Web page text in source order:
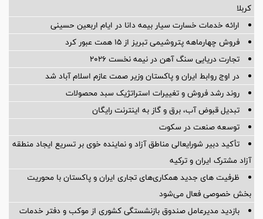
کربلا
ارائه خدمات خسارت سیار بیمه دانا در ایام اربعین حسینی
فروش چهارماهه پتروشیمی تبریز از ۱۵ همت عبور کرد
تجارت دریایی سنگ آهن در نیمه نخست ۲۰۲۶
در اوج روابط ایران و پاکستان وزیر صمت عازم اسلام آباد شد
روند رشد فروش و تغییرات استراتژیک سبد محصولات
تبدیل قبوض آب، برق و گاز به اینترنت رایگان
توسعه صنعت در سکوت
تأکید دبیر شورایعالی مناطق آزاد و نماینده خوی بر تسریع ایجاد منطقه
آزاد مشترک ایران و ترکیه
ظرفیت های جدید همکاری‌های تجاری ایران و پاکستان با محوریت
بخش خصوصی فعال می‌شود
بازدید مدیرعامل صندوق بازنشستگی کشوری از موکب و دفتر خدمات